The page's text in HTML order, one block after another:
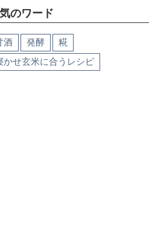
のワード
酒 発酵
糀
かせ玄米に合うレシピ